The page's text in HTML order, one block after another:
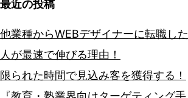
最近の投稿
他業種からWEBデザイナーに転職した
人が最速で伸びる理由！
限られた時間で見込み客を獲得する！